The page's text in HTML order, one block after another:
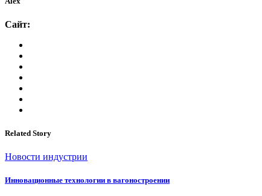
Сайт:
Related Story
Новости индустрии
Инновационные технологии в вагоностроении